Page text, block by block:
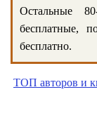
Остальные
бесплатные,
бесплатно.
ТОП авторов и